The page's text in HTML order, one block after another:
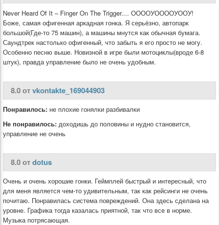
Never Heard Of It – Finger On The Trigger.... ООООУООООУООУ!
Боже, самая офигенная аркадная гонка. Я серьёзно, автопарк
большой(Где-то 75 машин), а машины мнутся как обычная бумага.
Саундтрек настолько офигенный, что забыть я его просто не могу.
Особенно песню выше. Новизной в игре были мотоциклы(вроде 6-8
штук), правда управление было не очень удобным.
8.0 отvkontakte_169044903
Понравилось: не плохие гонялки разбивалки
Не понравилось: доходишь до половины и нудно становится,
управление не очень
8.0 отdotus
Очень и очень хорошие гонки. Геймплей быстрый и интересный, что
для меня является чем-то удивительным, так как рейсинги не очень
почитаю. Понравилась система повреждений. Она здесь сделана на
уровне. Графика тогда казалась приятной, так что все в норме.
Музыка потрясающая.